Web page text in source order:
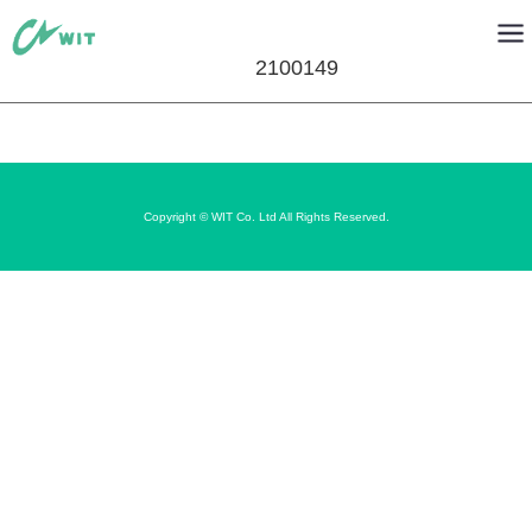
2100149
Copyright © WIT Co. Ltd All Rights Reserved.